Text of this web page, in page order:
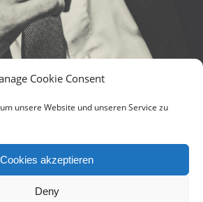
Cookie Consent
unsere Website und unseren Service zu
Cookies akzeptieren
Deny